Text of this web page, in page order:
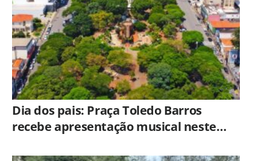
Dia dos pais: Praça Toledo Barros
recebe apresentação musical neste